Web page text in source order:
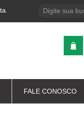
FALE CONOSCO